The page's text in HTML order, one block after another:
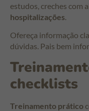
estudos, creches com
hospitalizações
Ofereça informação
dúvidas. Pais bem
checklists
Treinamento prático